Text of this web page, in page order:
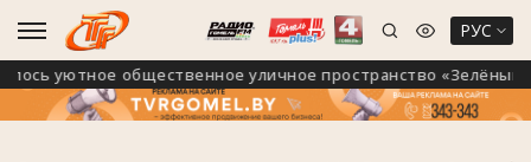
РУС
уютное общественное уличное пространство «Зелёный